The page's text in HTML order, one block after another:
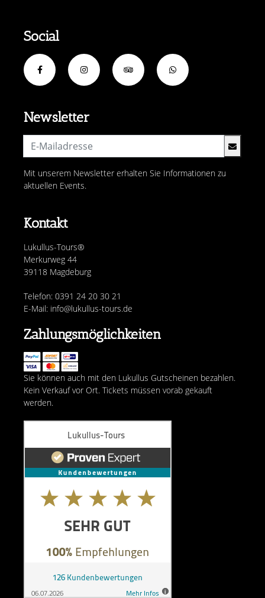
Kontakt
Lukullus-Tours®
Merkurweg 44
39118 Magdeburg
Telefon: 0391 24 20 30 21
E-Mail: info@lukullus-tours.de
Newsletter
Mit unserem Newsletter erhalten Sie Informationen zu
aktuellen Events.
Social
Zahlungsmöglichkeiten
Sie können auch mit den Lukullus Gutscheinen bezahlen.
Kein Verkauf vor Ort. Tickets müssen vorab gekauft
werden.